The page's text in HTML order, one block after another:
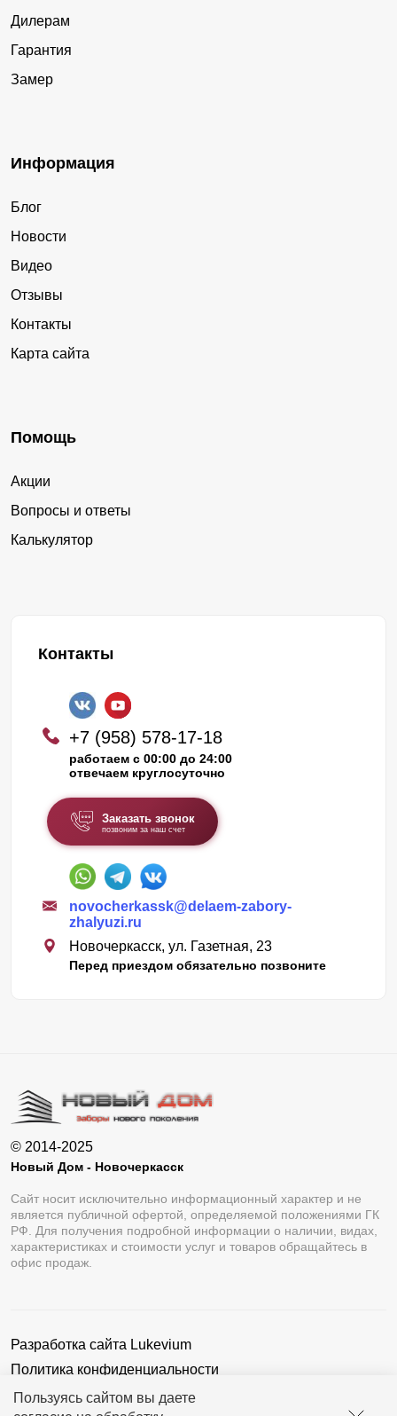
Пользуясь сайтом вы даете
Дилерам
Гарантия
Замер
Информация
Блог
Новости
Видео
Отзывы
Контакты
Карта сайта
Помощь
Акции
Вопросы и ответы
Калькулятор
Контакты
+7 (958) 578-17-18
работаем с 00:00 до 24:00
отвечаем круглосуточно
Заказать звонок
позвоним за наш счет
novocherkassk@delaem-zabory-
zhalyuzi.ru
Новочеркасск, ул. Газетная, 23
Перед приездом обязательно позвоните
© 2014-2025
Новый Дом - Новочеркасск
Сайт носит исключительно информационный характер и не
является публичной офертой, определяемой положениями ГК
РФ. Для получения подробной информации о наличии, видах,
характеристиках и стоимости услуг и товаров обращайтесь в
офис продаж.
Разработка сайта Lukevium
Политика конфиденциальности
Пользовательское соглашение